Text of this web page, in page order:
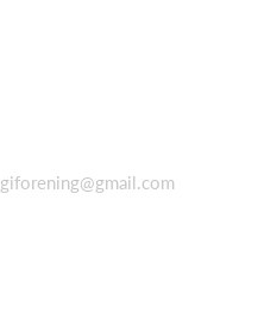
giforening@gmail.com